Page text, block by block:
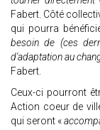
Fabert. Côté
qui pourra
besoin de (ces
d'adaptation au
Fabert.
Ceux-ci pourront
Action coeur de
qui seront «